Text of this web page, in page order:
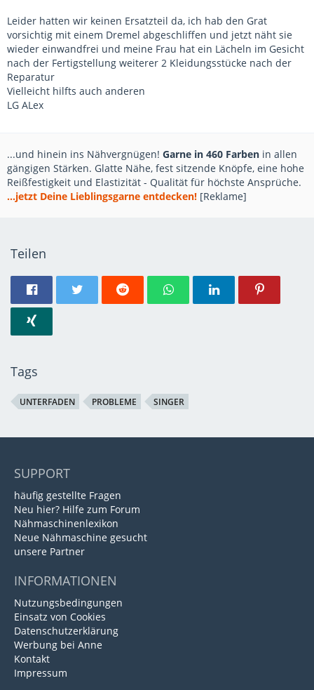
Leider hatten wir keinen Ersatzteil da, ich hab den Grat
vorsichtig mit einem Dremel abgeschliffen und jetzt näht sie
wieder einwandfrei und meine Frau hat ein Lächeln im Gesicht
nach der Fertigstellung weiterer 2 Kleidungsstücke nach der
Reparatur
Vielleicht hilfts auch anderen
LG ALex
...und hinein ins Nähvergnügen! Garne in 460 Farben in allen
gängigen Stärken. Glatte Nähe, fest sitzende Knöpfe, eine hohe
Reißfestigkeit und Elastizität - Qualität für höchste Ansprüche.
...jetzt Deine Lieblingsgarne entdecken! [Reklame]
Teilen
Tags
UNTERFADEN PROBLEME SINGER
SUPPORT
häufig gestellte Fragen
Neu hier? Hilfe zum Forum
Nähmaschinenlexikon
Neue Nähmaschine gesucht
unsere Partner
INFORMATIONEN
Nutzungsbedingungen
Einsatz von Cookies
Datenschutzerklärung
Werbung bei Anne
Kontakt
Impressum